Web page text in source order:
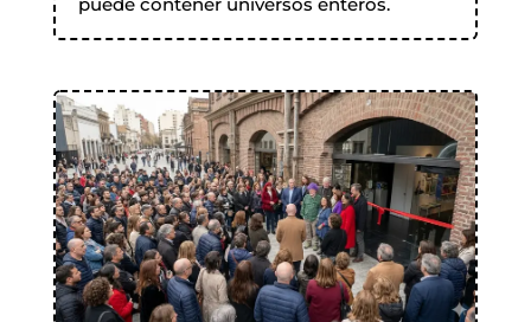
puede contener universos enteros.